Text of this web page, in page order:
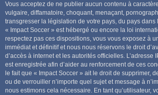
Vous acceptez de ne publier aucun contenu à
vulgaire, diffamatoire, choquant, menaçant,
transgresser la législation de votre pays, du pays dans
« Impact Soccer » est hébergé ou encore la loi
respectez pas ces dispositions, vous vous exposez à
immédiat et définitif et nous nous réservons le droit
d’accès à internet et les autorités officielles. L’adresse
est enregistrée afin d’aider au renforcement de ces
le fait que « Impact Soccer » ait le droit de supprimer,
ou de verrouiller n’importe quel sujet et message à
nous estimons cela nécessaire. En tant qu’utilisateur,